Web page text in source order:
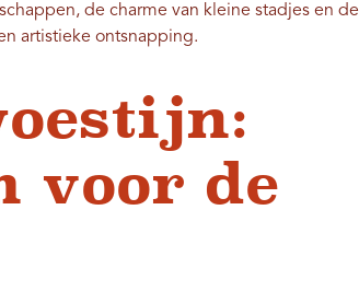
de charme van kleine stadjes en de
artistieke ontsnapping.
voor de